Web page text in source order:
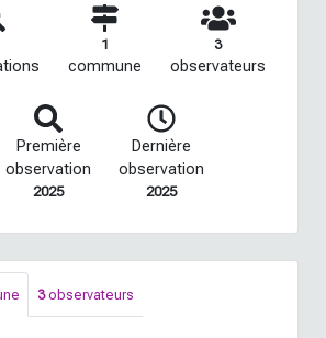
1
commune
3
observateurs
Première
observation
2025
Dernière
observation
2025
3observateurs